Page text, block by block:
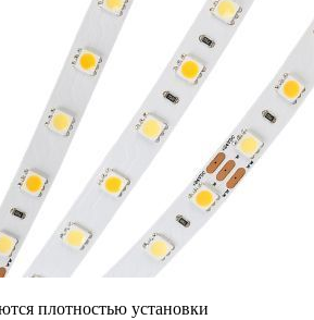
плотностью установки